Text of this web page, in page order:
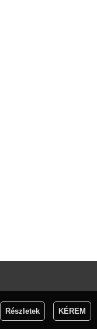
Részletek KÉREM